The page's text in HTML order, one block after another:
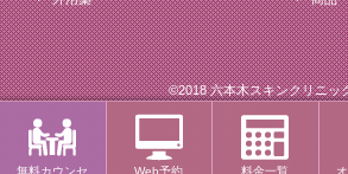
©2018 六本木スキンクリニッ
無料カウンセ Web予約 料金一覧